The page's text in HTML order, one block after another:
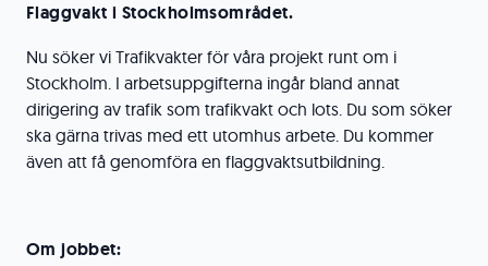
Flaggvakt i Stockholmsområdet.
Nu söker vi Trafikvakter för våra projekt runt om i
Stockholm. I arbetsuppgifterna ingår bland annat
dirigering av trafik som trafikvakt och lots. Du som söker
ska gärna trivas med ett utomhus arbete. Du kommer
även att få genomföra en flaggvaktsutbildning.
Om jobbet: